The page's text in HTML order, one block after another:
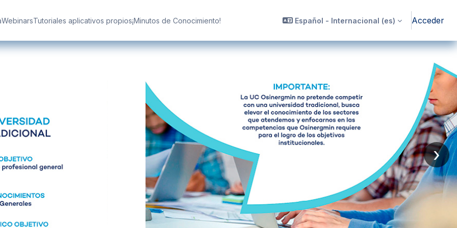
WebinarsTutoriales aplicativos propios¡Minutos de Conocimiento! Español - Internacional ‎(es)‎ Acceder
›